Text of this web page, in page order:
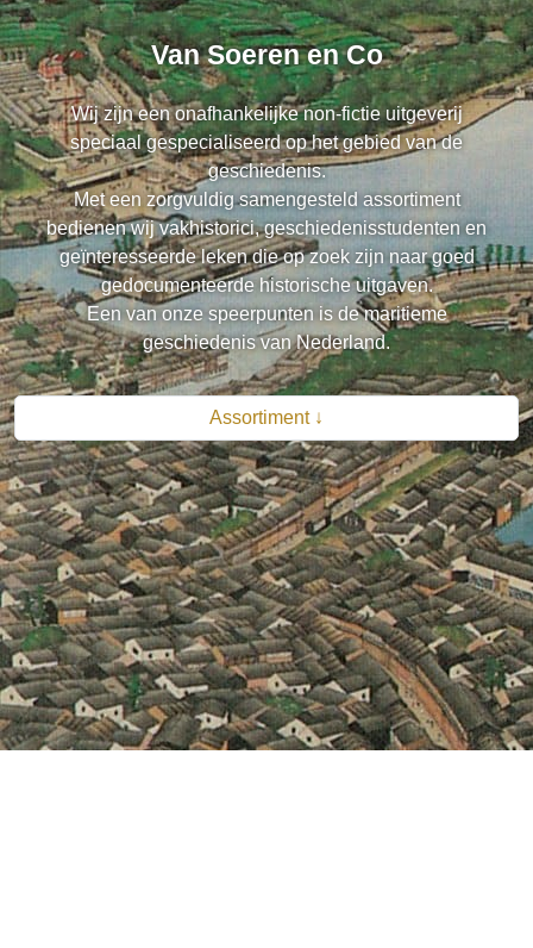
Van Soeren en Co
Wij zijn een onafhankelijke non-fictie uitgeverij
speciaal gespecialiseerd op het gebied van de
geschiedenis.
Met een zorgvuldig samengesteld assortiment
bedienen wij vakhistorici, geschiedenisstudenten en
geïnteresseerde leken die op zoek zijn naar goed
gedocumenteerde historische uitgaven.
Een van onze speerpunten is de maritieme
geschiedenis van Nederland.
Assortiment ↓